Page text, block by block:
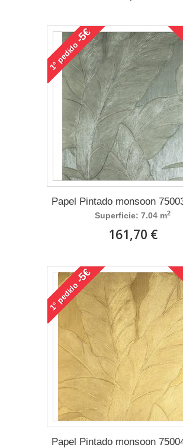
1°
pedido
-5€
Papel Pintado monsoon
Superficie: 7.04 m2
161,70 €
1°
pedido
-5€
Papel Pintado monsoon